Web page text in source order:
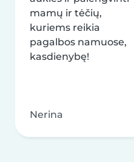
mamų ir tėčių,
kuriems reikia
pagalbos namuose,
kasdienybę!
Nerina